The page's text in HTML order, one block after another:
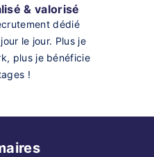
& valorisé
dédié
le jour. Plus je
plus je bénéficie
!